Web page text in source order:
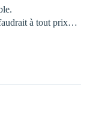
faudrait à tout prix…